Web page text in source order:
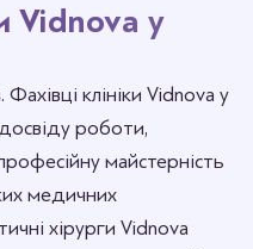
Vidnova у
. Фахівці клініки Vidnova у
роботи,
майстерність
медичних
хірурги Vidnova